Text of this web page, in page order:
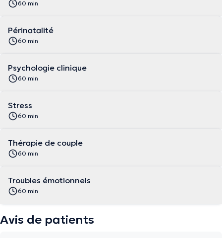
60 min
Périnatalité
60 min
Psychologie clinique
60 min
Stress
60 min
Thérapie de couple
60 min
Troubles émotionnels
60 min
Avis de patients